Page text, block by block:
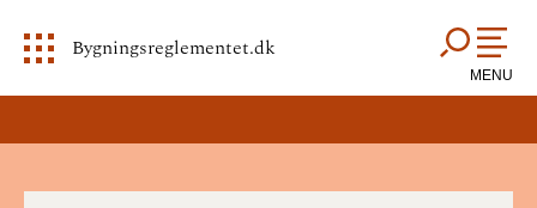
Bygningsreglementet.dk
MENU